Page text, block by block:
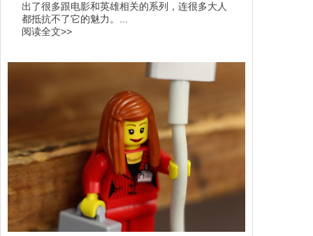
出了很多跟电影和英雄相关的系列，连很多大人
都抵抗不了它的魅力。...
阅读全文>>